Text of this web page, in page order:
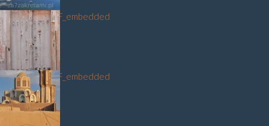
DSC_3452_NEF_embedded
DSC_3311_NEF_embedded